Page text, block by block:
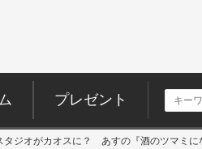
プレゼント
タジオがカオスに？ あすの『酒のツマミに